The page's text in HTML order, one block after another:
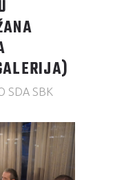
SDA SBK